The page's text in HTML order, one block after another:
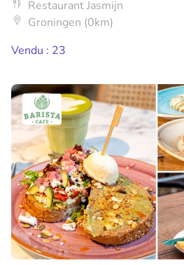
Restaurant Jasmijn
Groningen (0km)
Vendu : 23